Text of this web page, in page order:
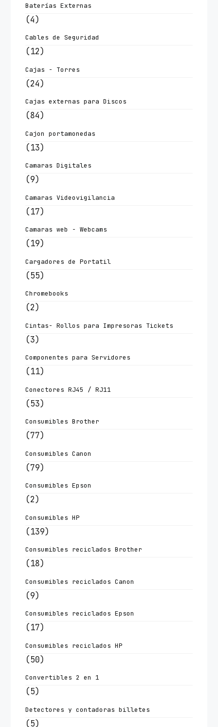
Baterías Externas
(4)
Cables de Seguridad
(12)
Cajas - Torres
(24)
Cajas externas para Discos
(84)
Cajon portamonedas
(13)
Camaras Digitales
(9)
Camaras Videovigilancia
(17)
Camaras web - Webcams
(19)
Cargadores de Portatil
(55)
Chromebooks
(2)
Cintas- Rollos para Impresoras Tickets
(3)
Componentes para Servidores
(11)
Conectores RJ45 / RJ11
(53)
Consumibles Brother
(77)
Consumibles Canon
(79)
Consumibles Epson
(2)
Consumibles HP
(139)
Consumibles reciclados Brother
(18)
Consumibles reciclados Canon
(9)
Consumibles reciclados Epson
(17)
Consumibles reciclados HP
(50)
Convertibles 2 en 1
(5)
Detectores y contadoras billetes
(5)